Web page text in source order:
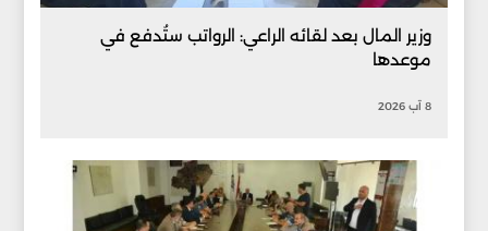
وزير المال بعد لقائه الراعي: الرواتب ستُدفع في
موعدها
8 آب 2026